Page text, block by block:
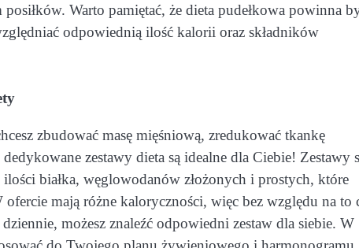
Warto pamiętać, że dieta pudełkowa powinna
odpowiednią ilość kalorii oraz składników
zbudować masę mięśniową, zredukować tkankę
zestawy dieta są idealne dla Ciebie! Zestawy
białka, węglowodanów złożonych i prostych, które
mają różne kaloryczności, więc bez względu na to
możesz znaleźć odpowiedni zestaw dla siebie. W